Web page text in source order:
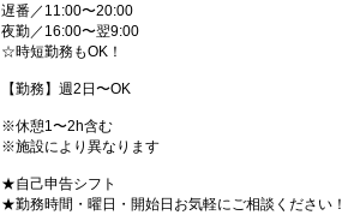
遅番／11:00〜20:00
夜勤／16:00〜翌9:00
☆時短勤務もOK！
【勤務】週2日〜OK
※休憩1〜2h含む
※施設により異なります
★自己申告シフト
★勤務時間・曜日・開始日お気軽にご相談ください！